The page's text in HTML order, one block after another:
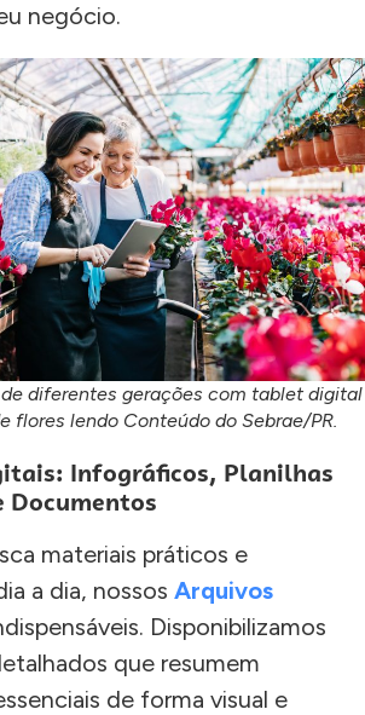
negócio.
diferentes gerações com tablet digital
flores lendo Conteúdo do Sebrae/PR.
Infográficos, Planilhas
Documentos
materiais práticos e
a dia, nossos Arquivos
Disponibilizamos
que resumem
de forma visual e